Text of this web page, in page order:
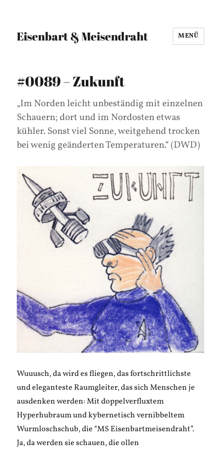
Eisenbart & Meisendraht MENÜ
#0089 – Zukunft
„Im Norden leicht unbeständig mit einzelnen
Schauern; dort und im Nordosten etwas
kühler. Sonst viel Sonne, weitgehend trocken
bei wenig geänderten Temperaturen.“ (DWD)
Wuuusch, da wird es fliegen, das fortschrittlichste
und eleganteste Raumgleiter, das sich Menschen je
ausdenken werden: Mit doppelverfluxtem
Hyperhubraum und kybernetisch vernibbeltem
Wurmloschschub, die “MS Eisenbartmeisendraht”.
Ja, da werden sie schauen, die ollen